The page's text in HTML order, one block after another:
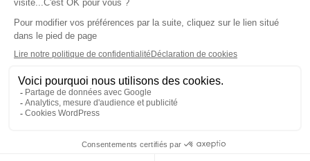
Téléchargez l'application
Les cookies
Gestion des cookies
Crédit photos : ©Sud Radio / Pierre Olivier